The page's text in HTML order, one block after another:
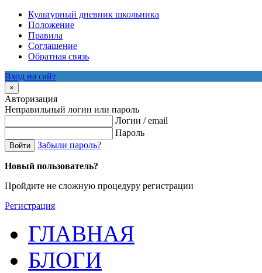
Культурный дневник школьника
Положение
Правила
Соглашение
Обратная связь
Вход на сайт
×
Авторизация
Неправильный логин или пароль
Логин / email
Пароль
Войти Забыли пароль?
Новый пользователь?
Пройдите не сложную процедуру регистрации
Регистрация
ГЛАВНАЯ
БЛОГИ